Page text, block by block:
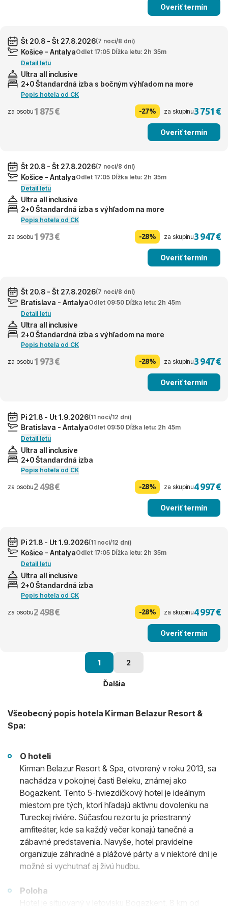
Overiť termín
Št 20.8 - Št 27.8.2026(7 nocí/8 dní)
Košice - AntalyaOdlet 17:05 Dĺžka letu: 2h 35m
Detail letu
Ultra all inclusive
2+0 Štandardná izba s bočným výhľadom na more
Popis hotela od CK
za osobu 1 875 € -27% za skupinu3 751 €
Overiť termín
Št 20.8 - Št 27.8.2026(7 nocí/8 dní)
Košice - AntalyaOdlet 17:05 Dĺžka letu: 2h 35m
Detail letu
Ultra all inclusive
2+0 Štandardná izba s výhľadom na more
Popis hotela od CK
za osobu 1 973 € -28% za skupinu3 947 €
Overiť termín
Št 20.8 - Št 27.8.2026(7 nocí/8 dní)
Bratislava - AntalyaOdlet 09:50 Dĺžka letu: 2h 45m
Detail letu
Ultra all inclusive
2+0 Štandardná izba s výhľadom na more
Popis hotela od CK
za osobu 1 973 € -28% za skupinu3 947 €
Overiť termín
Pi 21.8 - Ut 1.9.2026(11 nocí/12 dní)
Bratislava - AntalyaOdlet 09:50 Dĺžka letu: 2h 45m
Detail letu
Ultra all inclusive
2+0 Štandardná izba
Popis hotela od CK
za osobu2 498 € -28% za skupinu4 997 €
Overiť termín
Pi 21.8 - Ut 1.9.2026(11 nocí/12 dní)
Košice - AntalyaOdlet 17:05 Dĺžka letu: 2h 35m
Detail letu
Ultra all inclusive
2+0 Štandardná izba
Popis hotela od CK
za osobu2 498 € -28% za skupinu4 997 €
Overiť termín
1 2
Ďalšia
Všeobecný popis hotela Kirman Belazur Resort &
Spa:
O hoteli
Kirman Belazur Resort & Spa, otvorený v roku 2013, sa
nachádza v pokojnej časti Beleku, známej ako
Bogazkent. Tento 5-hviezdičkový hotel je ideálnym
miestom pre tých, ktorí hľadajú aktívnu dovolenku na
Tureckej riviére. Súčasťou rezortu je priestranný
amfiteáter, kde sa každý večer konajú tanečné a
zábavné predstavenia. Navyše, hotel pravidelne
organizuje záhradné a plážové párty a v niektoré dni je
možné si vychutnať aj živú hudbu.
Poloha